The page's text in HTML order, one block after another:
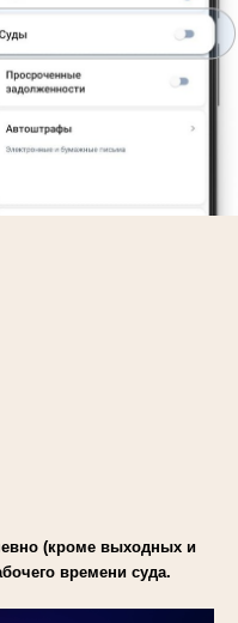
(кроме выходных и
времени суда.